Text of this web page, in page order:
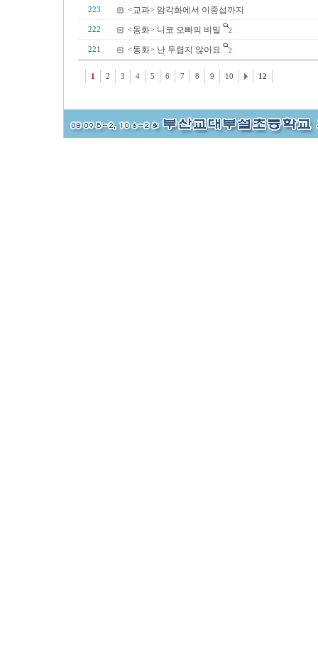
223 <교과> 암각화에서 이중섭까지
222 <동화> 니코 오빠의 비밀 2
221 <동화> 난 두렵지 않아요 2
1 2 3 4 5 6 7 8 9 10 12